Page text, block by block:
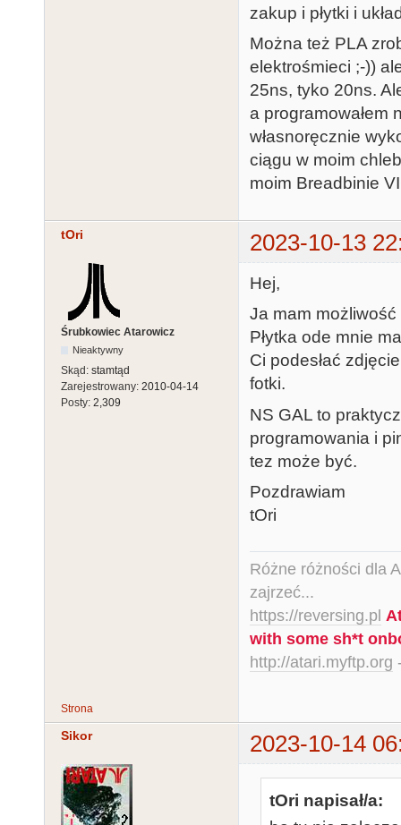
zakup i płytki i
Można też PLA
elektrośmieci ;-))
25ns, tyko 20ns.
a programowałem
własnoręcznie
ciągu w moim
moim Breadbinie
tOri 2023-10-13
Śrubkowiec Atarowicz
Nieaktywny
Skąd: stamtąd
Zarejestrowany: 2010-04-14
Posty: 2,309
Hej,
Ja mam
Płytka ode mnie
Ci podesłać
fotki.
NS GAL to
programowania i
tez może być.
Pozdrawiam
tOri
Różne różności dla
zajrzeć...
https://reversing.pl
with some sh*t
http://atari.myftp.org
Strona
Sikor 2023-10-14
tOri napisał/a: